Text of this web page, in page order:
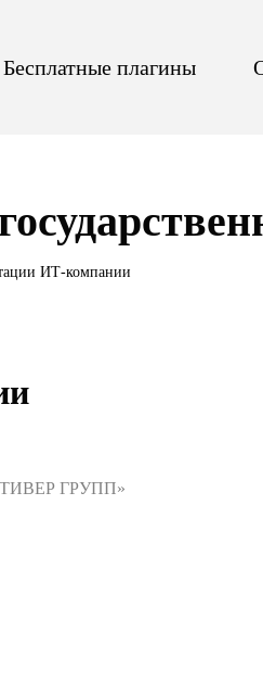
Бесплатные плагины
ИТ-компании
«ТИВЕР ГРУПП»